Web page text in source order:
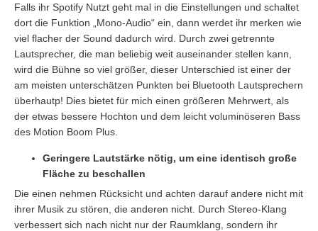
Falls ihr Spotify Nutzt geht mal in die Einstellungen und schaltet
dort die Funktion „Mono-Audio“ ein, dann werdet ihr merken wie
viel flacher der Sound dadurch wird. Durch zwei getrennte
Lautsprecher, die man beliebig weit auseinander stellen kann,
wird die Bühne so viel größer, dieser Unterschied ist einer der
am meisten unterschätzen Punkten bei Bluetooth Lautsprechern
überhautp! Dies bietet für mich einen größeren Mehrwert, als
der etwas bessere Hochton und dem leicht voluminöseren Bass
des Motion Boom Plus.
Geringere Lautstärke nötig, um eine identisch große
Fläche zu beschallen
Die einen nehmen Rücksicht und achten darauf andere nicht mit
ihrer Musik zu stören, die anderen nicht. Durch Stereo-Klang
verbessert sich nach nicht nur der Raumklang, sondern ihr